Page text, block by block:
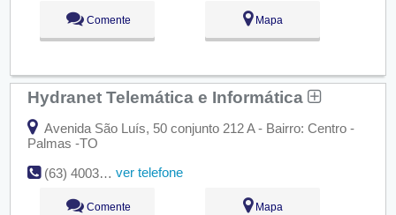
Comente Mapa
Hydranet Telemática e Informática
Avenida São Luís, 50 conjunto 212 A - Bairro: Centro -
Palmas -TO
(63) 4003-1201
ver telefone
Comente Mapa